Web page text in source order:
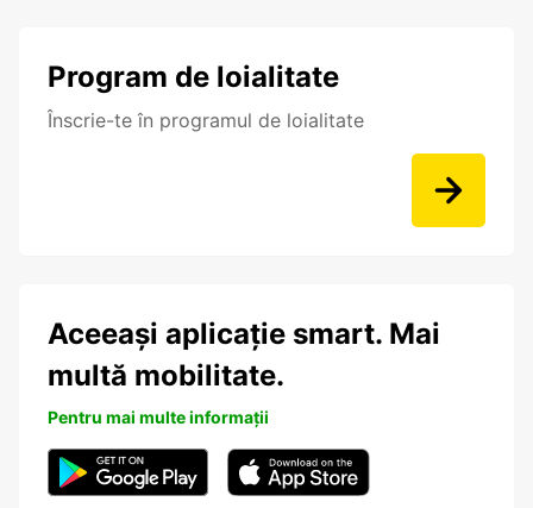
Program de loialitate
Înscrie-te în programul de loialitate
Aceeași aplicație smart. Mai
multă mobilitate.
Pentru mai multe informații